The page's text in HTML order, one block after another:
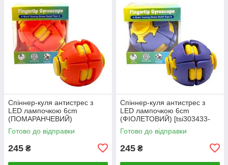
Спіннер-куля антистрес з
LED лампочкою 6cm
(ПОМАРАНЧЕВИЙ)
[tsi303432-TSI]
Готово до відправки
245 ₴
Спіннер-куля антистрес з
LED лампочкою 6cm
(ФІОЛЕТОВИЙ) [tsi303433-
TSI]
Готово до відправки
245 ₴